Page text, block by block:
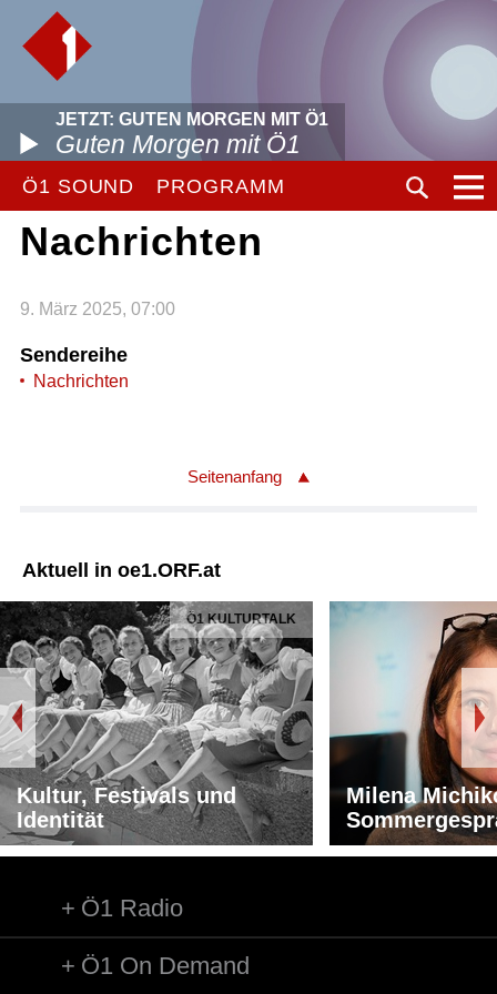
JETZT: GUTEN MORGEN MIT Ö1
Guten Morgen mit Ö1
Ö1 SOUND PROGRAMM
Nachrichten
9. März 2025, 07:00
Sendereihe
Nachrichten
Seitenanfang
Aktuell in oe1.ORF.at
Ö1 KULTURTALK
Kultur, Festivals und
Identität
Milena
Ö1 Radio
Ö1 On Demand